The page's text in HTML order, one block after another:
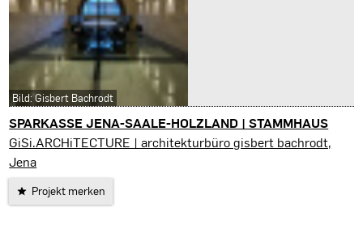
SPARKASSE JENA-SAALE-HOLZLAND | STAMMHAUS
Jena
GiSi.ARCHiTECTURE | architekturbüro gisbert bachrodt,
Jena
Projekt merken
Bild: Gisbert Bachrodt